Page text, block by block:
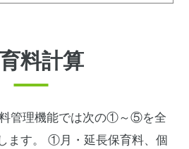
料計算
管理機能では次の①～⑤を全
ます。
①月・延長保育料、個